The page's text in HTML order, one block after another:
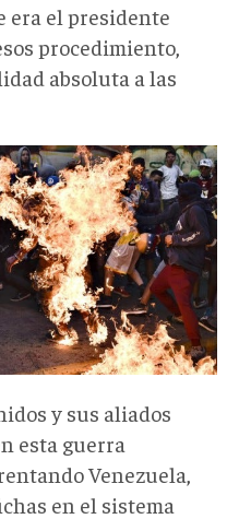
era el presidente
procedimiento,
absoluta a las
y sus aliados
esta guerra
Venezuela,
en el sistema